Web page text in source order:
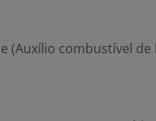
combustível de